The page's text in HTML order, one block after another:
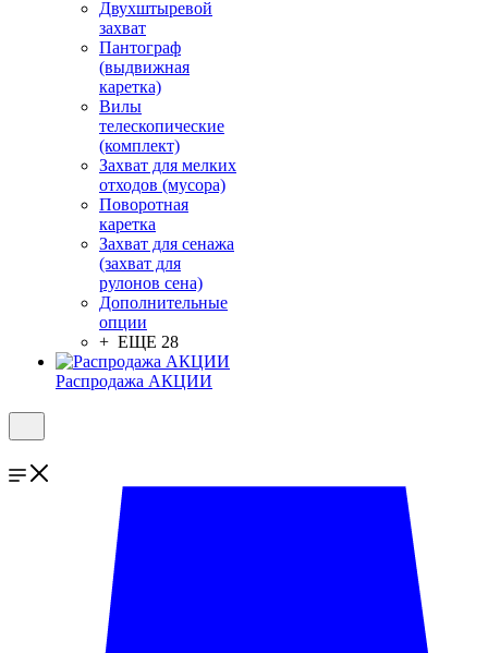
Двухштыревой
захват
Пантограф
(выдвижная
каретка)
Вилы
телескопические
(комплект)
Захват для мелких
отходов (мусора)
Поворотная
каретка
Захват для сенажа
(захват для
рулонов сена)
Дополнительные
опции
+ ЕЩЕ 28
Распродажа АКЦИИ